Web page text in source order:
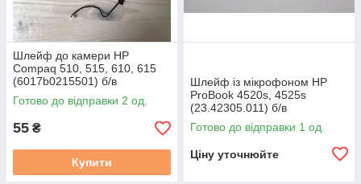
Шлейф до камери HP
Compaq 510, 515, 610, 615
(6017b0215501) б/в
Готово до відправки 2 од.
55 ₴
Купити
Шлейф із мікрофоном HP
ProBook 4520s, 4525s
(23.42305.011) б/в
Готово до відправки 1 од.
Ціну уточнюйте